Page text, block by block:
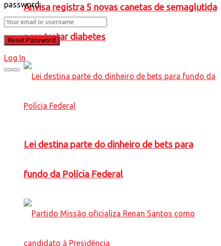
Anvisa registra 5 novas canetas de semaglutida
para tratar diabetes
Lei destina parte do dinheiro de bets para
fundo da Polícia Federal
password.
Log In